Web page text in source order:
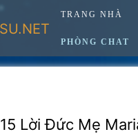
TRANG NHÀ
PHÒNG CHAT
15 Lời Đức Mẹ